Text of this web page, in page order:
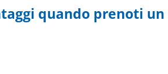
quando prenoti